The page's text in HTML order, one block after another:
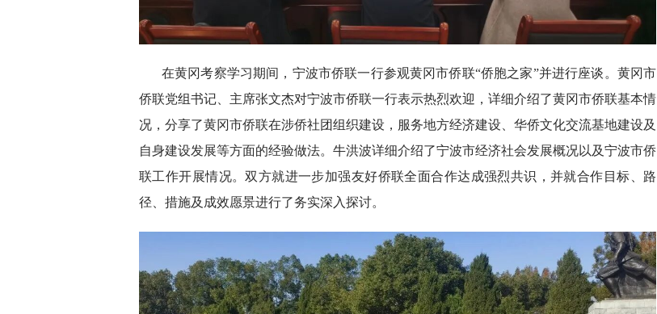
在黄冈考察学习期间，宁波市侨联一行参观黄冈市侨联“侨胞之家”并进行座谈。黄冈市
侨联党组书记、主席张文杰对宁波市侨联一行表示热烈欢迎，详细介绍了黄冈市侨联基本情
况，分享了黄冈市侨联在涉侨社团组织建设，服务地方经济建设、华侨文化交流基地建设及
自身建设发展等方面的经验做法。牛洪波详细介绍了宁波市经济社会发展概况以及宁波市侨
联工作开展情况。双方就进一步加强友好侨联全面合作达成强烈共识，并就合作目标、路
径、措施及成效愿景进行了务实深入探讨。